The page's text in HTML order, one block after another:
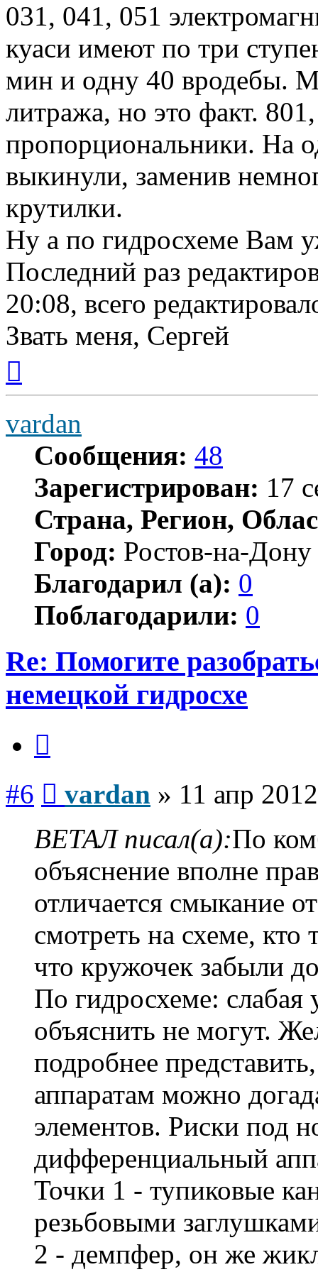
031, 041, 051
куаси имеют по три
мин и одну 40 вродебы.
литража, но это факт.
пропорциональники. На
выкинули, заменив
крутилки.
Ну а по гидросхеме Вам
Последний раз
20:08, всего
Звать меня, Сергей
началу
vardan
Сообщения: 48
Зарегистрирован: 17
Страна, Регион,
Город: Ростов-на-Дону
Благодарил (а): 0
Поблагодарили: 0
Re: Помогите
немецкой гидросхе
#6 vardan » 11 апр
ВЕТАЛ писал(а):По
объяснение вполне
отличается смыкание
смотреть на схеме, кто
что кружочек забыли
По гидросхеме: слабая
объяснить не могут.
подробнее
аппаратам можно
элементов. Риски под
дифференциальный
Точки 1 - тупиковые
резьбовыми
2 - демпфер, он же